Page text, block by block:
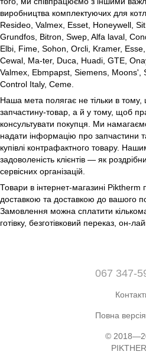
виробництва комплектуючих для
Resideo, Valmex, Esset, Honeywell,
Grundfos, Bitron, Swep, Alfa laval,
Elbi, Fime, Sohon, Orcli, Kramer,
Cewal, Ma-ter, Duca, Huadi, GTE,
Valmex, Ebmpapst, Siemens, Moons',
Control Italy, Ceme.
Наша мета полягає не тільки в
запчастину-товар, а й у тому, щоб
консультувати покупця. Ми
надати інформацію про запчастини та
купівлі контрафактного товару.
задоволеність клієнтів — як
сервісних організацій.
Товари в інтернет-магазині
доставкою та доставкою до вашого
Замовлення можна сплатити
готівку, безготівковий переказ, он-
067 347-
Повна
©